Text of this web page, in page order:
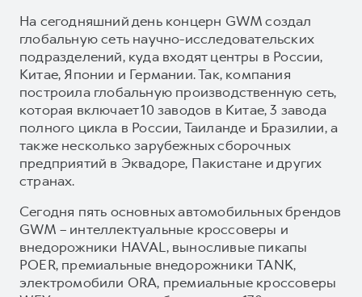
На сегодняшний день концерн GWM создал
глобальную сеть научно-исследовательских
подразделений, куда входят центры в России,
Китае, Японии и Германии. Так, компания
построила глобальную производственную сеть,
которая включает 10 заводов в Китае, 3 завода
полного цикла в России, Таиланде и Бразилии, а
также несколько зарубежных сборочных
предприятий в Эквадоре, Пакистане и других
странах.
Сегодня пять основных автомобильных брендов
GWM – интеллектуальные кроссоверы и
внедорожники HAVAL, выносливые пикапы
POER, премиальные внедорожники TANK,
электромобили ORA, премиальные кроссоверы